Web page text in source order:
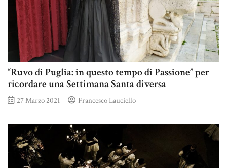
“Ruvo di Puglia: in questo tempo di Passione” per
ricordare una Settimana Santa diversa
27 Marzo 2021 Francesco Lauciello